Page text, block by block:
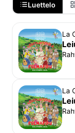
lavastusega
SIIT.
Esietendus 17.
Kuni 3-
sülepiletiga.
Alates
Luettelo
La
La